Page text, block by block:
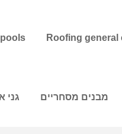
Roofing
גני מבנים מסחריים